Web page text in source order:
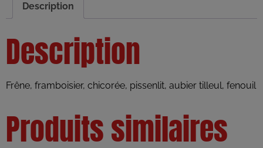
Description
Description
Frêne, framboisier, chicorée, pissenlit, aubier tilleul, fenouil
Produits similaires